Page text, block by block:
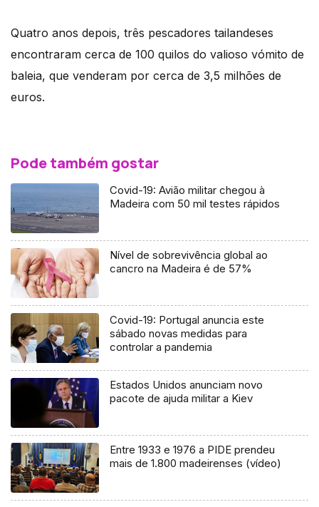
Quatro anos depois, três pescadores tailandeses
encontraram cerca de 100 quilos do valioso vómito de
baleia, que venderam por cerca de 3,5 milhões de
euros.
Pode também gostar
Covid-19: Avião militar chegou à
Madeira com 50 mil testes rápidos
Nível de sobrevivência global ao
cancro na Madeira é de 57%
Covid-19: Portugal anuncia este
sábado novas medidas para
controlar a pandemia
Estados Unidos anunciam novo
pacote de ajuda militar a Kiev
Entre 1933 e 1976 a PIDE prendeu
mais de 1.800 madeirenses (vídeo)